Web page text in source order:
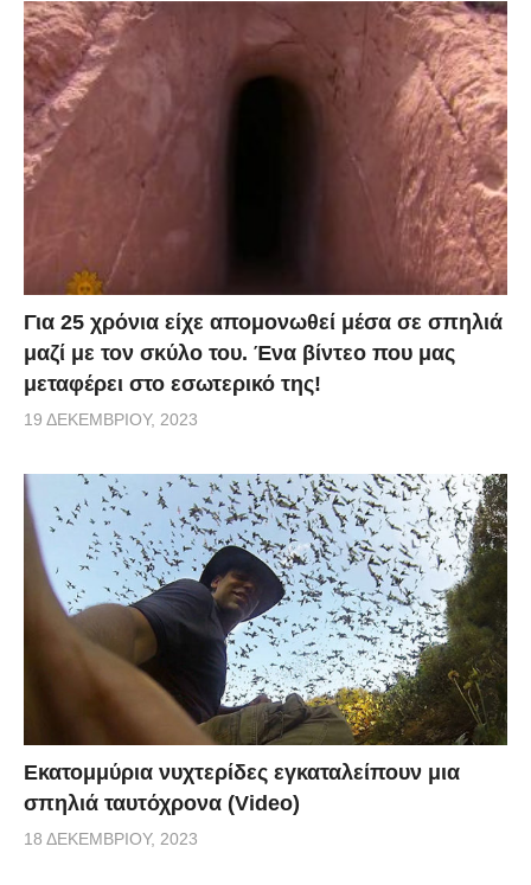
Για 25 χρόνια είχε απομονωθεί μέσα σε σπηλιά
μαζί με τον σκύλο του. Ένα βίντεο που μας
μεταφέρει στο εσωτερικό της!
19 ΔΕΚΕΜΒΡΊΟΥ, 2023
Εκατομμύρια νυχτερίδες εγκαταλείπουν μια
σπηλιά ταυτόχρονα (Video)
18 ΔΕΚΕΜΒΡΊΟΥ, 2023